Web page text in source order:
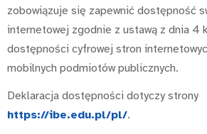
zobowiązuje się zapewnić dostępność
internetowej zgodnie z ustawą z dnia 4
dostępności cyfrowej stron
mobilnych podmiotów publicznych.
Deklaracja dostępności dotyczy strony
https://ibe.edu.pl/pl/.